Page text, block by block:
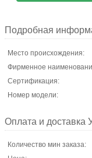
Подробная
Место происхождения:
Фирменное
Сертификация:
Номер модели:
Оплата и доставка
Количество мин заказа: